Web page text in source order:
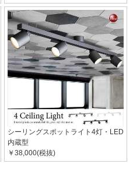
シーリングスポットライト4灯・LED
内蔵型
￥38,000(税抜)